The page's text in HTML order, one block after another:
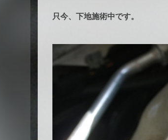
只今、下地施術中です。